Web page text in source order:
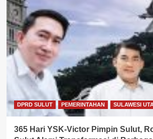
DPRD SULUT PEMERINTAHAN SULAWESI
365 Hari YSK-Victor Pimpin Sulut,